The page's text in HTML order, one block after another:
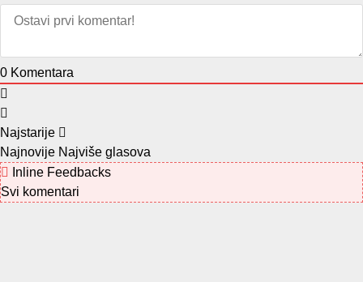
0 Komentara
Najstarije
Najnovije Najviše glasova
Inline Feedbacks
Svi komentari